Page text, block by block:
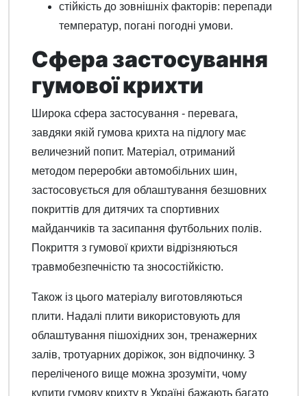
стійкість до зовнішніх факторів: перепади
температур, погані погодні умови.
Сфера застосування
гумової крихти
Широка сфера застосування - перевага,
завдяки якій гумова крихта на підлогу має
величезний попит. Матеріал, отриманий
методом переробки автомобільних шин,
застосовується для облаштування безшовних
покриттів для дитячих та спортивних
майданчиків та засипання футбольних полів.
Покриття з гумової крихти відрізняються
травмобезпечністю та зносостійкістю.
Також із цього матеріалу виготовляються
плити. Надалі плити використовують для
облаштування пішохідних зон, тренажерних
залів, тротуарних доріжок, зон відпочинку. З
переліченого вище можна зрозуміти, чому
купити гумову крихту в Україні бажають багато